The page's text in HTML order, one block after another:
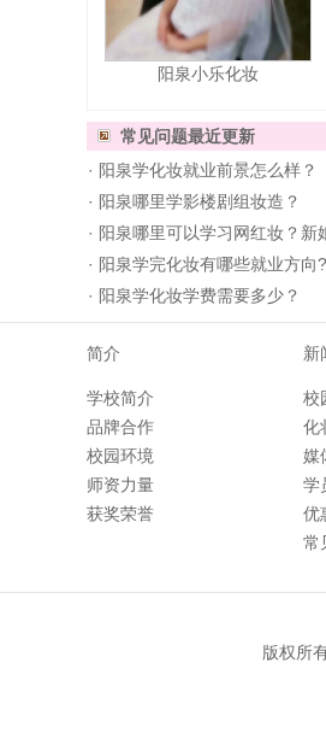
阳泉小乐化妆
常见问题最近更新
· 阳泉学化妆就业前景怎么样？
· 阳泉哪里学影楼剧组妆造？
· 阳泉哪里可以学习网红妆？新
· 阳泉学完化妆有哪些就业方向?
· 阳泉学化妆学费需要多少？
简介 新
学校简介 校
品牌合作
化
校园环境
媒
师资力量
学
获奖荣誉
优
常
版权所